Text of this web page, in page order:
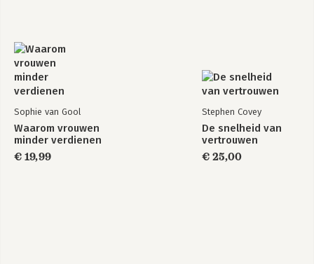
Sophie van Gool
Waarom vrouwen
minder verdienen
€ 19,99
Stephen Covey
De snelheid van
vertrouwen
€ 25,00